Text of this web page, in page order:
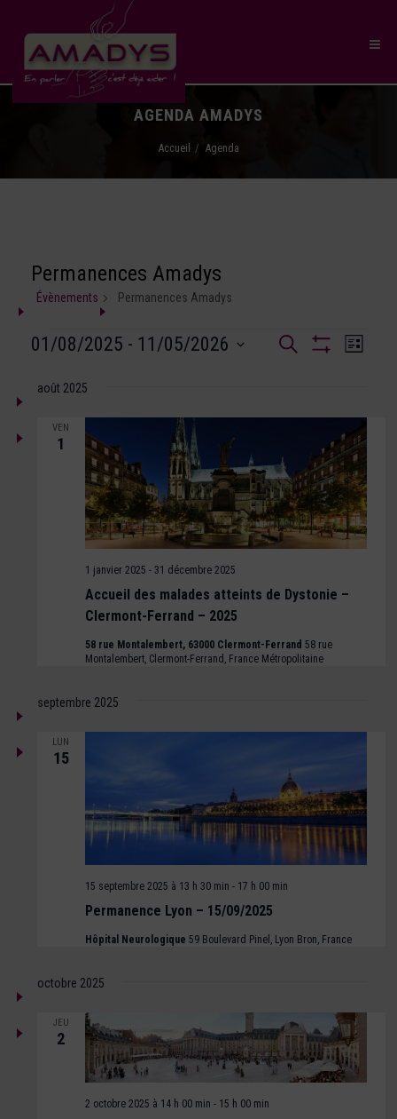
AGENDA AMADYS
Accueil Agenda
Permanences Amadys
Évènements Permanences Amadys
Recherche
Évènements
Recherche
Liste
01/08/2025 - 11/05/2026
UNE
août 2025
VEN
1
Accueil des malades atteints de Dystonie –
Clermont-Ferrand – 2025
1 janvier 2025 - 31 décembre 2025
58 rue Montalembert, 63000 Clermont-Ferrand 58 rue
Montalembert, Clermont-Ferrand, France Métropolitaine
septembre 2025
LUN
15
Permanence Lyon – 15/09/2025
15 septembre 2025 à 13 h 30 min - 17 h 00 min
Hôpital Neurologique 59 Boulevard Pinel, Lyon Bron, France
octobre 2025
JEU
2
2 octobre 2025 à 14 h 00 min - 15 h 00 min